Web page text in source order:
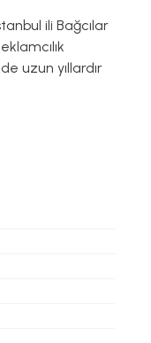
ili Bağcılar
uzun yıllardır